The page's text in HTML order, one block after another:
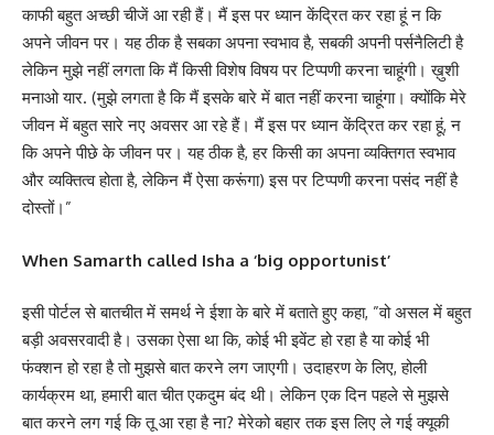
काफी बहुत अच्छी चीजें आ रही हैं। मैं इस पर ध्यान केंद्रित कर रहा हूं न कि
अपने जीवन पर। यह ठीक है सबका अपना स्वभाव है, सबकी अपनी पर्सनैलिटी है
लेकिन मुझे नहीं लगता कि मैं किसी विशेष विषय पर टिप्पणी करना चाहूंगी। ख़ुशी
मनाओ यार. (मुझे लगता है कि मैं इसके बारे में बात नहीं करना चाहूंगा। क्योंकि मेरे
जीवन में बहुत सारे नए अवसर आ रहे हैं। मैं इस पर ध्यान केंद्रित कर रहा हूं, न
कि अपने पीछे के जीवन पर। यह ठीक है, हर किसी का अपना व्यक्तिगत स्वभाव
और व्यक्तित्व होता है, लेकिन मैं ऐसा करूंगा) इस पर टिप्पणी करना पसंद नहीं है
दोस्तों।”
When Samarth called Isha a ‘big opportunist’
इसी पोर्टल से बातचीत में समर्थ ने ईशा के बारे में बताते हुए कहा, ”वो असल में बहुत
बड़ी अवसरवादी है। उसका ऐसा था कि, कोई भी इवेंट हो रहा है या कोई भी
फंक्शन हो रहा है तो मुझसे बात करने लग जाएगी। उदाहरण के लिए, होली
कार्यक्रम था, हमारी बात चीत एकदुम बंद थी। लेकिन एक दिन पहले से मुझसे
बात करने लग गई कि तू आ रहा है ना? मेरेको बहार तक इस लिए ले गई क्यूकी